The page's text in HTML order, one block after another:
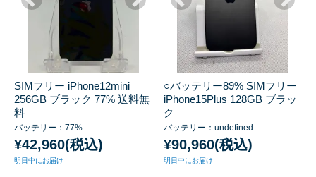
SIMフリー iPhone12mini
256GB ブラック 77% 送料無
料
バッテリー：77%
¥42,960(税込)
明日中にお届け
○バッテリー89% SIMフリー
iPhone15Plus 128GB ブラッ
ク
バッテリー：undefined
¥90,960(税込)
明日中にお届け